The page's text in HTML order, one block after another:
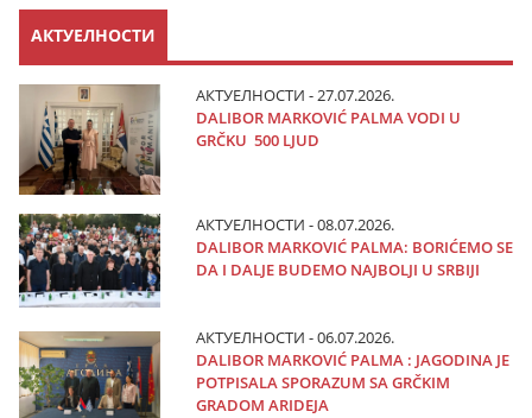
АКТУЕЛНОСТИ
АКТУЕЛНОСТИ - 27.07.2026.
DALIBOR MARKOVIĆ PALMA VODI U
GRČKU 500 LJUD
АКТУЕЛНОСТИ - 08.07.2026.
DALIBOR MARKOVIĆ PALMA: BORIĆEMO SE
DA I DALJE BUDEMO NAJBOLJI U SRBIJI
АКТУЕЛНОСТИ - 06.07.2026.
DALIBOR MARKOVIĆ PALMA : JAGODINA JE
POTPISALA SPORAZUM SA GRČKIM
GRADOM ARIDEJA